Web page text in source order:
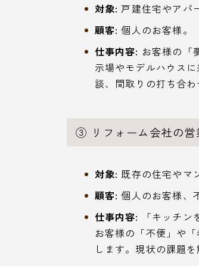
対象: 戸建住宅やアパ
顧客: 個人のお客様。
仕事内容: お客様の「
示場やモデルハウス
談、間取りの打ち合
③ リフォーム会社の営
対象: 既存の住宅やマ
顧客: 個人のお客様、
仕事内容:
「キッチン
お客様の「不便」や
します。現状の課題